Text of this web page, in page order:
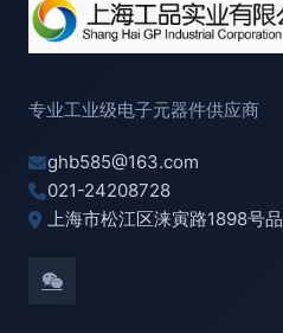
专业工业级电子元器件供应商
ghb585@163.com
021-24208728
上海市松江区涞寅路1898号